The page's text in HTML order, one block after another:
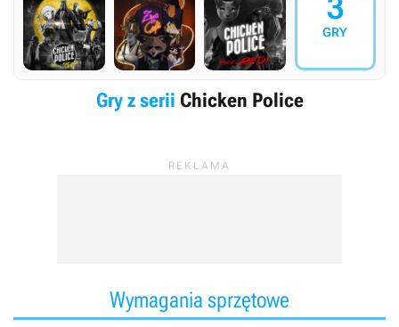
3
GRY
Gry z serii Chicken Police
Wymagania sprzętowe